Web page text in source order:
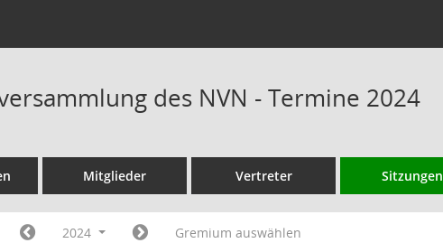
des NVN - Termine 2024
Mitglieder Vertreter Sitzungen
2024 Gremium auswählen